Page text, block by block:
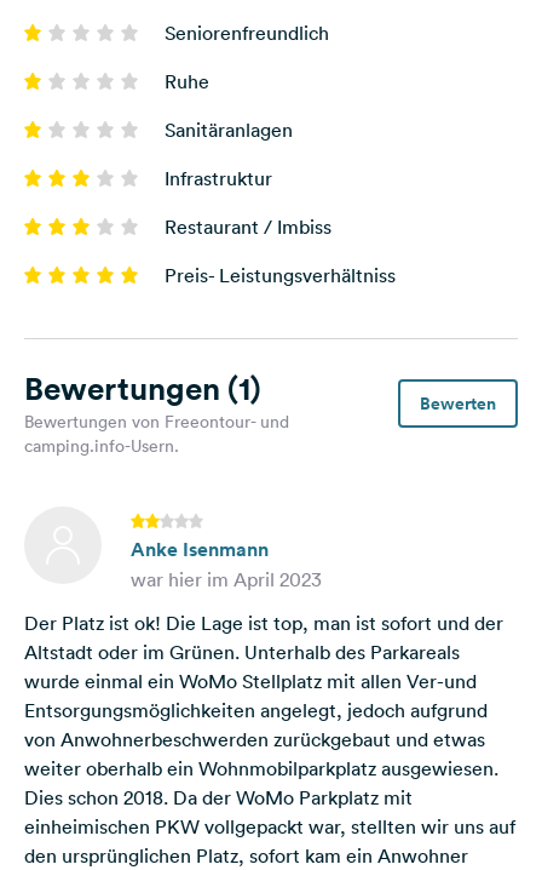
Seniorenfreundlich
Ruhe
Sanitäranlagen
Infrastruktur
Restaurant / Imbiss
Preis- Leistungsverhältniss
Bewertungen (1)
Bewertungen von Freeontour- und
camping.info-Usern.
Bewerten
Anke Isenmann
war hier im April 2023
Der Platz ist ok! Die Lage ist top, man ist sofort und der
Altstadt oder im Grünen. Unterhalb des Parkareals
wurde einmal ein WoMo Stellplatz mit allen Ver-und
Entsorgungsmöglichkeiten angelegt, jedoch aufgrund
von Anwohnerbeschwerden zurückgebaut und etwas
weiter oberhalb ein Wohnmobilparkplatz ausgewiesen.
Dies schon 2018. Da der WoMo Parkplatz mit
einheimischen PKW vollgepackt war, stellten wir uns auf
den ursprünglichen Platz, sofort kam ein Anwohner